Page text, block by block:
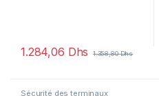
1.284,06 Dhs 1.358,80Dhs
Sécurité des terminaux